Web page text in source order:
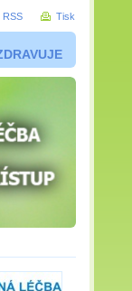
RSS Tisk